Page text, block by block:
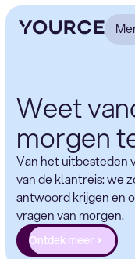
Weet
morgen
Van het uitbesteden
van de klantreis: we
antwoord krijgen en
vragen van morgen.
Ontdek meer